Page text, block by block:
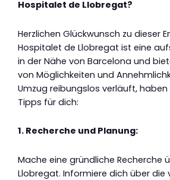
Hospitalet de Llobregat?
Herzlichen Glückwunsch zu dieser
Hospitalet de Llobregat ist eine
in der Nähe von Barcelona und
von Möglichkeiten und
Umzug reibungslos verläuft,
Tipps für dich:
1. Recherche und Planung:
Mache eine gründliche Recherche
Llobregat. Informiere dich über die